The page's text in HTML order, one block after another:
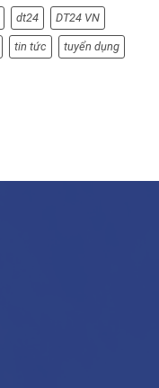
dt24 DT24 VN
tin tức tuyển dụng